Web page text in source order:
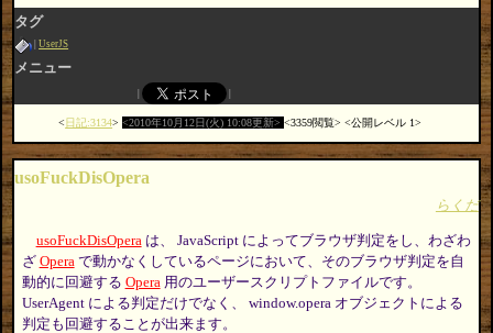
タグ
UserJS
メニュー
日記:3134 2010年10月12日(火) 10:08更新 3359閲覧 公開レベル 1
usoFuckDisOpera
らくだ
usoFuckDisOpera は、 JavaScript によってブラウザ判定をし、わざわ
ざ Opera で動かなくしているページにおいて、そのブラウザ判定を自
動的に回避する Opera 用のユーザースクリプトファイルです。
UserAgent による判定だけでなく、 window.opera オブジェクトによる
判定も回避することが出来ます。